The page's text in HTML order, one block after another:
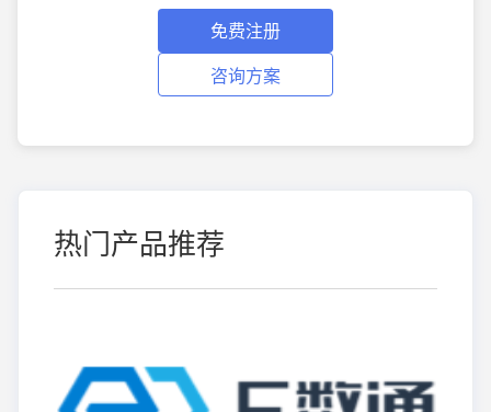
免费注册
咨询方案
热门产品推荐